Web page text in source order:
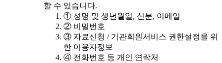
할 수 있습니다.
① 성명 및 생년월일, 신분, 이메일
② 비밀번호
③ 자료신청 / 기관회원서비스 권한설정을 위
한 이용자정보
④ 전화번호 등 개인 연락처